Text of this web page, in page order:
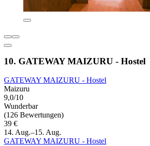
10. GATEWAY MAIZURU - Hostel
GATEWAY MAIZURU - Hostel
Maizuru
9,0/10
Wunderbar
(126 Bewertungen)
39 €
14. Aug.–15. Aug.
GATEWAY MAIZURU - Hostel